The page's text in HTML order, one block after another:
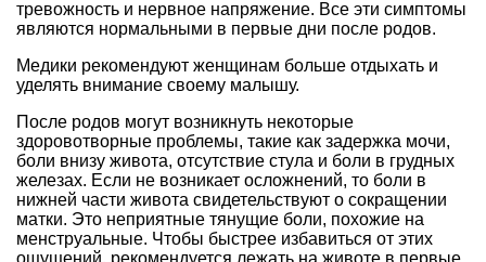
тревожность и нервное напряжение. Все эти симптомы
являются нормальными в первые дни после родов.
Медики рекомендуют женщинам больше отдыхать и
уделять внимание своему малышу.
После родов могут возникнуть некоторые
здоровотворные проблемы, такие как задержка мочи,
боли внизу живота, отсутствие стула и боли в грудных
железах. Если не возникает осложнений, то боли в
нижней части живота свидетельствуют о сокращении
матки. Это неприятные тянущие боли, похожие на
менструальные. Чтобы быстрее избавиться от этих
ощущений, рекомендуется лежать на животе в первые